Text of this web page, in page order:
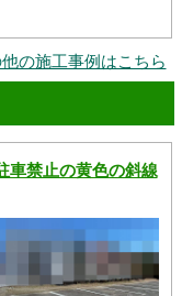
の施工事例はこちら
車禁止の黄色の斜線